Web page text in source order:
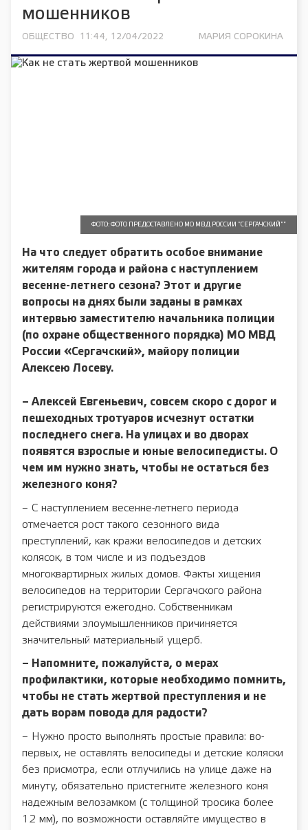
мошенников
ОБЩЕСТВО 11:44, 12/04/2022 МАРИЯ СОРОКИНА
ФОТО: ФОТО ПРЕДОСТАВЛЕНО МО МВД РОССИИ "СЕРГАЧСКИЙ""
На что следует обратить особое внимание
жителям города и района с наступлением
весенне-летнего сезона? Этот и другие
вопросы на днях были заданы в рамках
интервью заместителю начальника полиции
(по охране общественного порядка) МО МВД
России «Сергачский», майору полиции
Алексею Лосеву.
– Алексей Евгеньевич, совсем скоро с дорог и
пешеходных тротуаров исчезнут остатки
последнего снега. На улицах и во дворах
появятся взрослые и юные велосипедисты. О
чем им нужно знать, чтобы не остаться без
железного коня?
– С наступлением весенне-летнего периода
отмечается рост такого сезонного вида
преступлений, как кражи велосипедов и детских
колясок, в том числе и из подъездов
многоквартирных жилых домов. Факты хищения
велосипедов на территории Сергачского района
регистрируются ежегодно. Собственникам
действиями злоумышленников причиняется
значительный материальный ущерб.
– Напомните, пожалуйста, о мерах
профилактики, которые необходимо помнить,
чтобы не стать жертвой преступления и не
дать ворам повода для радости?
– Нужно просто выполнять простые правила: во-
первых, не оставлять велосипеды и детские коляски
без присмотра, если отлучились на улице даже на
минуту, обязательно пристегните железного коня
надежным велозамком (с толщиной тросика более
12 мм), по возможности оставляйте имущество в